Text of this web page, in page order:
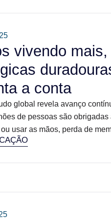
vivendo
a conta
global revela avanço
de pessoas são
usar as mãos, perda de